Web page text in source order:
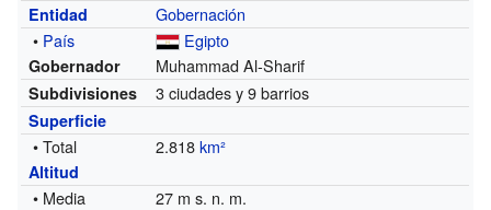
Entidad
Gobernación
• País Egipto
Gobernador Muhammad Al-Sharif
Subdivisiones 3 ciudades y 9 barrios
Superficie
• Total 2.818km²
Altitud
• Media 27 m s. n. m.